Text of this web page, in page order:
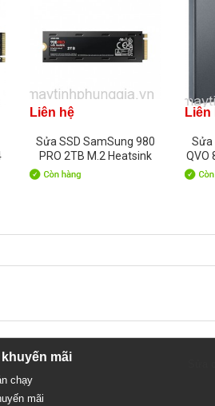
Liên hệ
Sửa SSD SamSung 980
PRO 2TB M.2 Heatsink
PCIe gen 4 NVMe
Liên
Sửa
QVO
mãi
chạy
mãi